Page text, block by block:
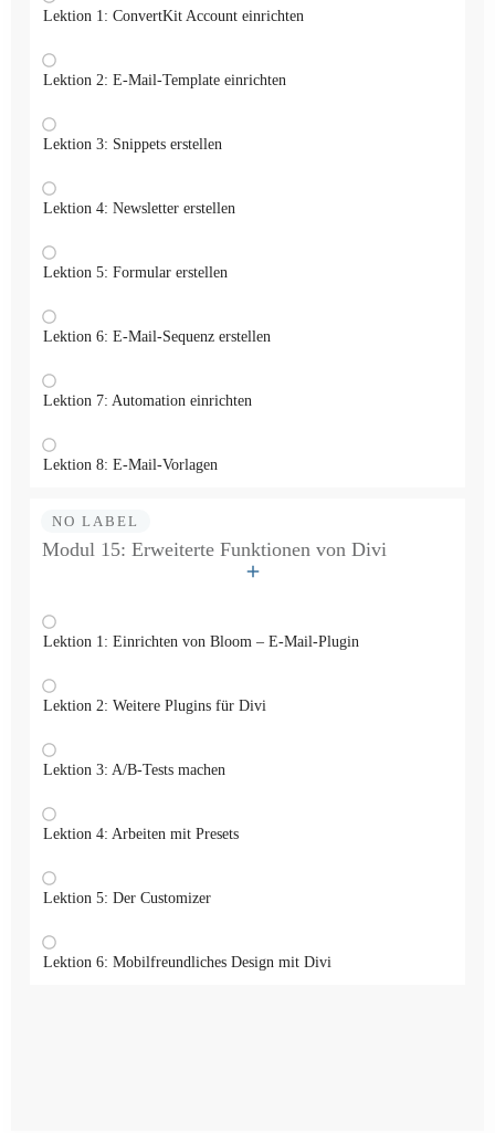
Lektion 1: ConvertKit Account einrichten
Lektion 2: E-Mail-Template einrichten
Lektion 3: Snippets erstellen
Lektion 4: Newsletter erstellen
Lektion 5: Formular erstellen
Lektion 6: E-Mail-Sequenz erstellen
Lektion 7: Automation einrichten
Lektion 8: E-Mail-Vorlagen
NO LABEL
Modul 15: Erweiterte Funktionen von Divi
Lektion 1: Einrichten von Bloom – E-Mail-Plugin
Lektion 2: Weitere Plugins für Divi
Lektion 3: A/B-Tests machen
Lektion 4: Arbeiten mit Presets
Lektion 5: Der Customizer
Lektion 6: Mobilfreundliches Design mit Divi